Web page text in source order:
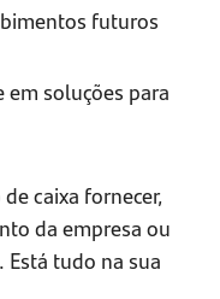
futuros
em soluções para
caixa fornecer,
da empresa ou
Está tudo na sua